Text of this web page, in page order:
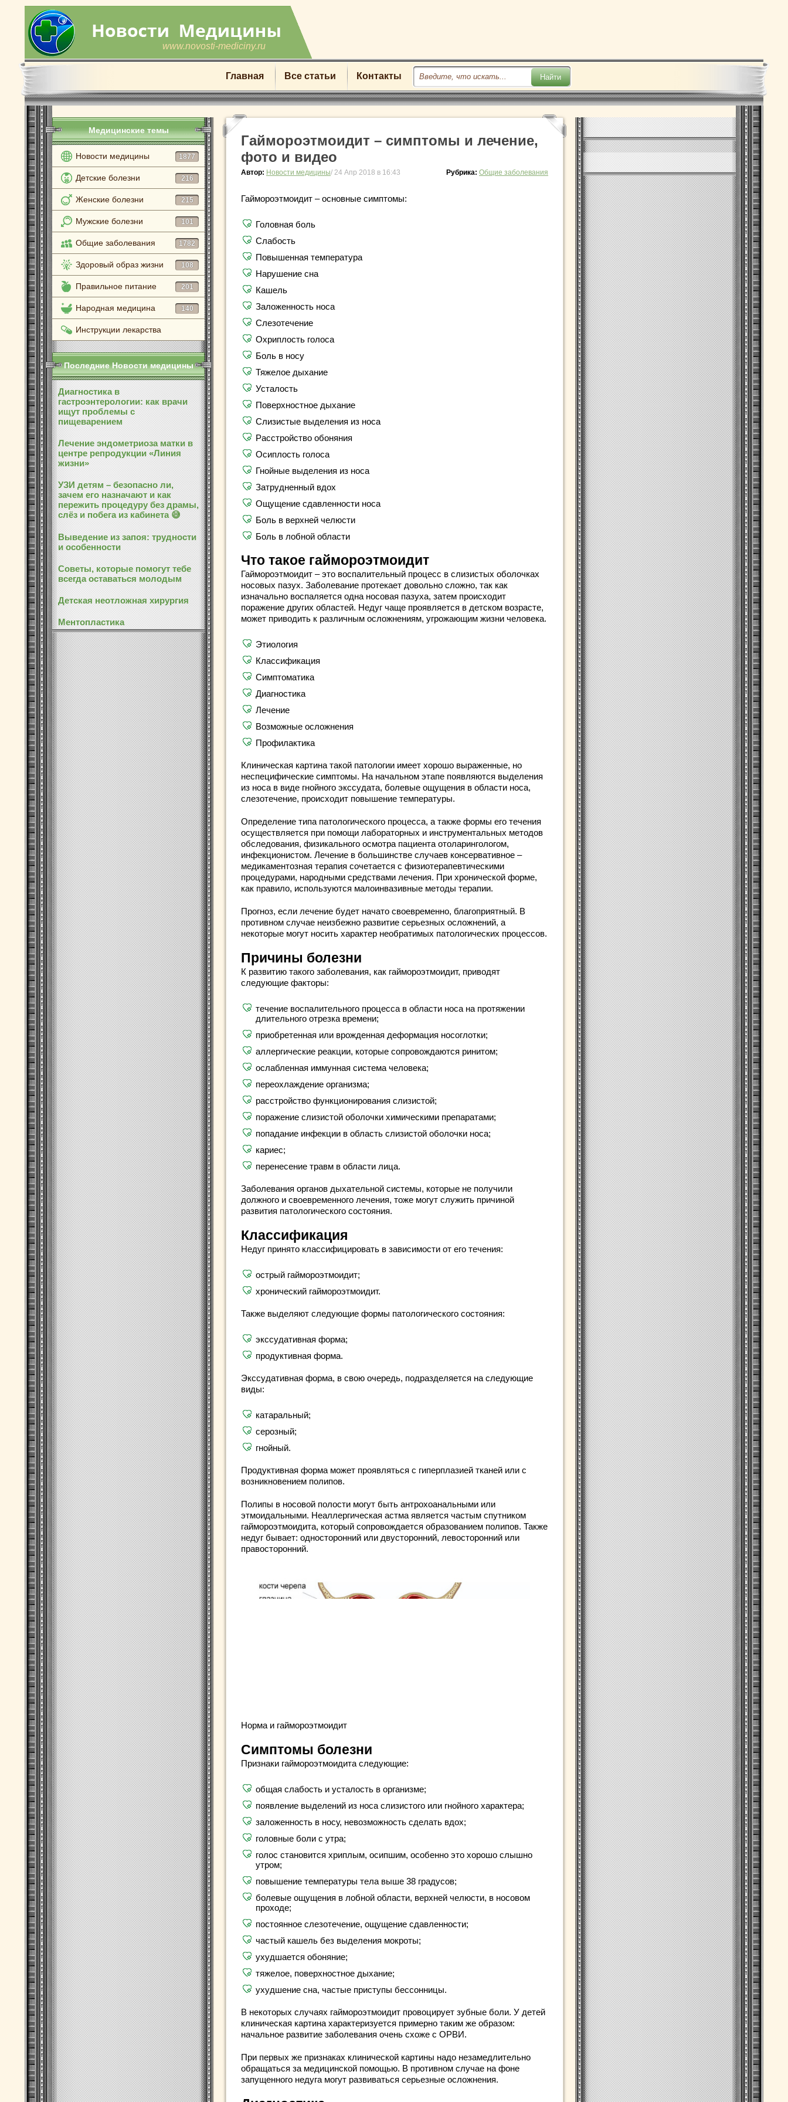
www.novosti-mediciny.ru
Главная Все статьи Контакты
Медицинские темы
Новости медицины 1877
Детские болезни 216
Женские болезни 215
Мужские болезни 101
Общие заболевания 1782
Здоровый образ жизни 108
Правильное питание 201
Народная медицина 140
Инструкции лекарства
Последние Новости медицины
Диагностика в
гастроэнтерологии: как врачи
ищут проблемы с
пищеварением
Лечение эндометриоза матки в
центре репродукции «Линия
жизни»
УЗИ детям – безопасно ли,
зачем его назначают и как
пережить процедуру без драмы,
слёз и побега из кабинета 😅
Выведение из запоя: трудности
и особенности
Советы, которые помогут тебе
всегда оставаться молодым
Детская неотложная хирургия
Ментопластика
Гаймороэтмоидит – симптомы и лечение,
фото и видео
Автор: Новости медицины/ 24 Апр 2018 в 16:43 Рубрика: Общие заболевания
Гаймороэтмоидит – основные симптомы:
Головная боль
Слабость
Повышенная температура
Нарушение сна
Кашель
Заложенность носа
Слезотечение
Охриплость голоса
Боль в носу
Тяжелое дыхание
Усталость
Поверхностное дыхание
Слизистые выделения из носа
Расстройство обоняния
Осиплость голоса
Гнойные выделения из носа
Затрудненный вдох
Ощущение сдавленности носа
Боль в верхней челюсти
Боль в лобной области
Что такое гаймороэтмоидит
Гаймороэтмоидит – это воспалительный процесс в слизистых оболочках
носовых пазух. Заболевание протекает довольно сложно, так как
изначально воспаляется одна носовая пазуха, затем происходит
поражение других областей. Недуг чаще проявляется в детском возрасте,
может приводить к различным осложнениям, угрожающим жизни человека.
Этиология
Классификация
Симптоматика
Диагностика
Лечение
Возможные осложнения
Профилактика
Клиническая картина такой патологии имеет хорошо выраженные, но
неспецифические симптомы. На начальном этапе появляются выделения
из носа в виде гнойного экссудата, болевые ощущения в области носа,
слезотечение, происходит повышение температуры.
Определение типа патологического процесса, а также формы его течения
осуществляется при помощи лабораторных и инструментальных методов
обследования, физикального осмотра пациента отоларингологом,
инфекционистом. Лечение в большинстве случаев консервативное –
медикаментозная терапия сочетается с физиотерапевтическими
процедурами, народными средствами лечения. При хронической форме,
как правило, используются малоинвазивные методы терапии.
Прогноз, если лечение будет начато своевременно, благоприятный. В
противном случае неизбежно развитие серьезных осложнений, а
некоторые могут носить характер необратимых патологических процессов.
Причины болезни
К развитию такого заболевания, как гаймороэтмоидит, приводят
следующие факторы:
течение воспалительного процесса в области носа на протяжении
длительного отрезка времени;
приобретенная или врожденная деформация носоглотки;
аллергические реакции, которые сопровождаются ринитом;
ослабленная иммунная система человека;
переохлаждение организма;
расстройство функционирования слизистой;
поражение слизистой оболочки химическими препаратами;
попадание инфекции в область слизистой оболочки носа;
кариес;
перенесение травм в области лица.
Заболевания органов дыхательной системы, которые не получили
должного и своевременного лечения, тоже могут служить причиной
развития патологического состояния.
Классификация
Недуг принято классифицировать в зависимости от его течения:
острый гаймороэтмоидит;
хронический гаймороэтмоидит.
Также выделяют следующие формы патологического состояния:
экссудативная форма;
продуктивная форма.
Экссудативная форма, в свою очередь, подразделяется на следующие
виды:
катаральный;
серозный;
гнойный.
Продуктивная форма может проявляться с гиперплазией тканей или с
возникновением полипов.
Полипы в носовой полости могут быть антрохоанальными или
этмоидальными. Неаллергическая астма является частым спутником
гаймороэтмоидита, который сопровождается образованием полипов. Также
недуг бывает: односторонний или двусторонний, левосторонний или
правосторонний.
Норма и гаймороэтмоидит
Симптомы болезни
Признаки гаймороэтмоидита следующие:
общая слабость и усталость в организме;
появление выделений из носа слизистого или гнойного характера;
заложенность в носу, невозможность сделать вдох;
головные боли с утра;
голос становится хриплым, осипшим, особенно это хорошо слышно
утром;
повышение температуры тела выше 38 градусов;
болевые ощущения в лобной области, верхней челюсти, в носовом
проходе;
постоянное слезотечение, ощущение сдавленности;
частый кашель без выделения мокроты;
ухудшается обоняние;
тяжелое, поверхностное дыхание;
ухудшение сна, частые приступы бессонницы.
В некоторых случаях гаймороэтмоидит провоцирует зубные боли. У детей
клиническая картина характеризуется примерно таким же образом:
начальное развитие заболевания очень схоже с ОРВИ.
При первых же признаках клинической картины надо незамедлительно
обращаться за медицинской помощью. В противном случае на фоне
запущенного недуга могут развиваться серьезные осложнения.